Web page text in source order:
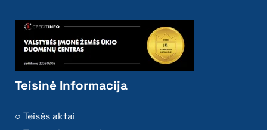
Teisinė Informacija
Teisės aktai